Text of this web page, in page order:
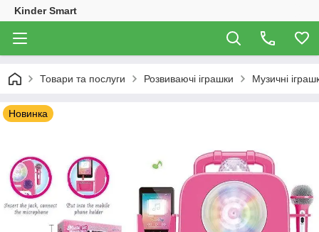
Kinder Smart
Товари та послуги Розвиваючі іграшки Музичні
Новинка